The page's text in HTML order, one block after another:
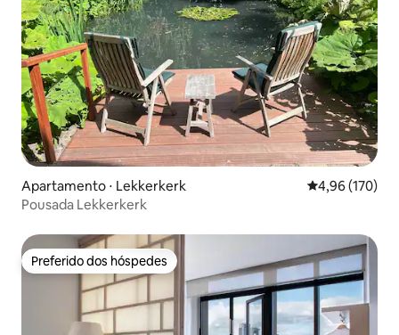
Apartamento ⋅ Lekkerkerk 4,96 de uma
4,96 (170)
Pousada Lekkerkerk
Preferido dos hóspedes
Preferido dos hóspedes